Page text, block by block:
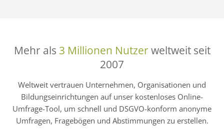
Mehr als 3 Millionen Nutzerweltweit seit
2007
Weltweit vertrauen Unternehmen, Organisationen und
Bildungseinrichtungen auf unser kostenloses Online-
Umfrage-Tool, um schnell und DSGVO-konform anonyme
Umfragen, Fragebögen und Abstimmungen zu erstellen.